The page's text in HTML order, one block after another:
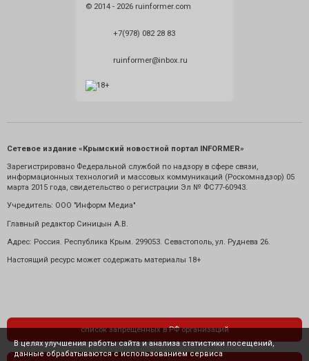
© 2014 - 2026 ruinformer.com
+7(978) 082 28 83
ruinformer@inbox.ru
Сетевое издание «Крымский новостной портал INFORMER»
Зарегистрировано Федеральной службой по надзору в сфере связи,
информационных технологий и массовых коммуникаций (Роскомнадзор) 05
марта 2015 года, свидетельство о регистрации Эл № ФС77-60943.
Учредитель: ООО "Информ Медиа"
Главный редактор Синицын А.В.
Адрес: Россия. Республика Крым. 299053. Севастополь, ул. Руднева 26.
Настоящий ресурс может содержать материалы 18+
список запрещенных в РФ организаций
В целях улучшения работы сайта и анализа статистики посещений,
данные обрабатываются с использованием сервиса